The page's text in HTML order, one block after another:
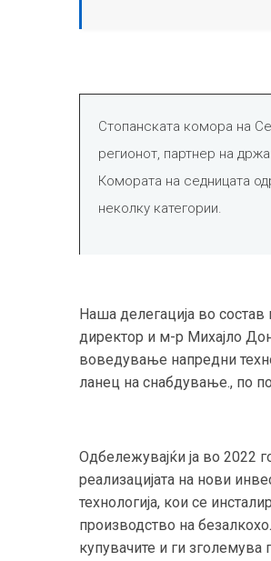
Стопанската комора на
регионот, партнер на
Комората на седницата
неколку категории.
Наша делегација во
директор и м-р Михајло
воведување напредни
ланец на снабдување., по
Одбележувајќи ја во 2022
реализацијата на нови
технологија, кои се
производство на
купувачите и ги зголемува